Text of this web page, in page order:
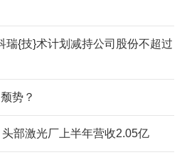
瑞{技}术计划减持公司股份不超过
势？
部激光厂上半年营收2.05亿